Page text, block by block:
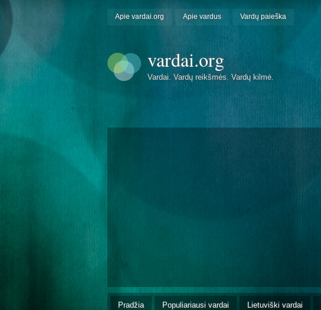
Apie vardai.org Apie vardus Vardų paieška
vardai.org
Vardai. Vardų reikšmės. Vardų kilmė.
Pradžia Populiariausi vardai Lietuviški vardai